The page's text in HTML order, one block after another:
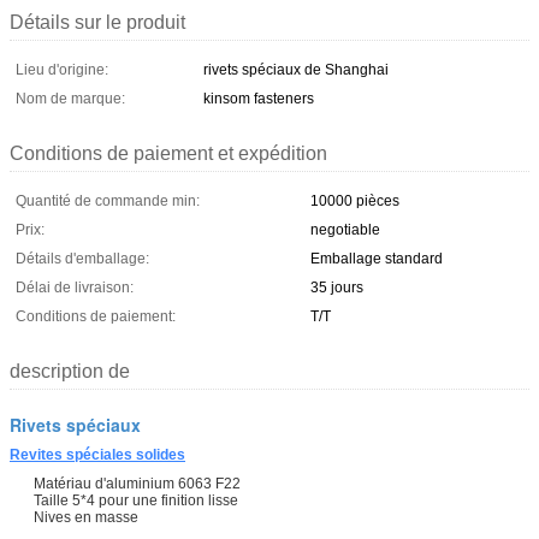
Détails sur le produit
Lieu d'origine:
rivets spéciaux de Shanghai
Nom de marque:
kinsom fasteners
Conditions de paiement et expédition
Quantité de commande min:
10000 pièces
Prix:
negotiable
Détails d'emballage:
Emballage standard
Délai de livraison:
35 jours
Conditions de paiement:
T/T
description de
Rivets spéciaux
Revites spéciales solides
Matériau d'aluminium 6063 F22
Taille 5*4 pour une finition lisse
Nives en masse